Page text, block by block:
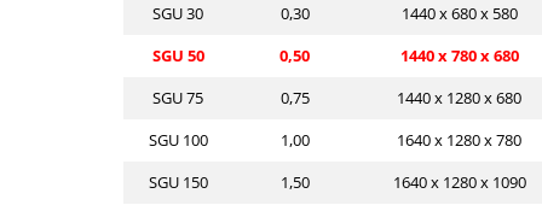
SGU 30
0,30 1440 x 680 x 580
SGU 50
0,50 1440 x 780 x 680
SGU 75
0,75 1440 x 1280 x 680
SGU 100
1,00 1640 x 1280 x 780
SGU 150
1,50 1640 x 1280 x 1090